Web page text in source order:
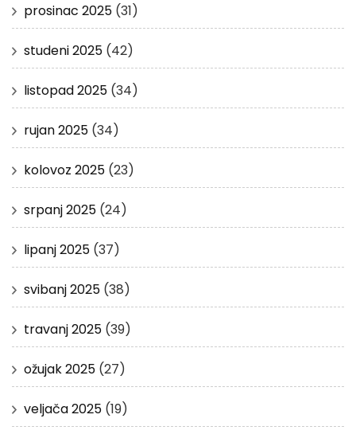
prosinac 2025 (31)
studeni 2025 (42)
listopad 2025 (34)
rujan 2025 (34)
kolovoz 2025 (23)
srpanj 2025 (24)
lipanj 2025 (37)
svibanj 2025 (38)
travanj 2025 (39)
ožujak 2025 (27)
veljača 2025 (19)